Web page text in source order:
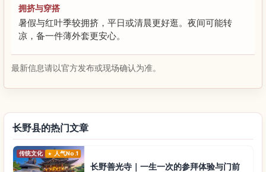
拥挤与穿搭
暑假与红叶季较拥挤，平日或清晨更好逛。夜间可能转
凉，备一件薄外套更安心。
最新信息请以官方发布或现场确认为准。
长野县的热门文章
传统文化 人气No.1
长野善光寺｜一生一次的参拜体验与门前